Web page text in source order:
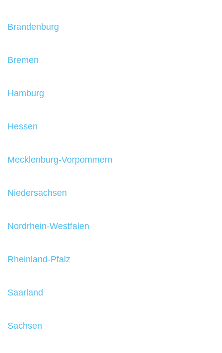
Brandenburg
Bremen
Hamburg
Hessen
Mecklenburg-Vorpommern
Niedersachsen
Nordrhein-Westfalen
Rheinland-Pfalz
Saarland
Sachsen